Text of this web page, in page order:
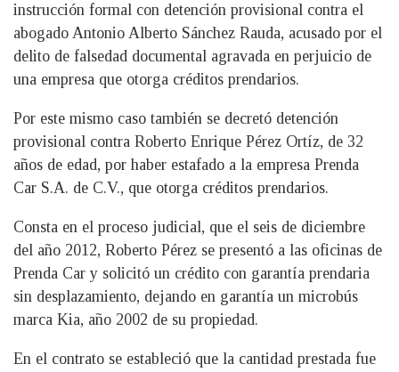
instrucción formal con detención provisional contra el
abogado Antonio Alberto Sánchez Rauda, acusado por el
delito de falsedad documental agravada en perjuicio de
una empresa que otorga créditos prendarios.
Por este mismo caso también se decretó detención
provisional contra Roberto Enrique Pérez Ortíz, de 32
años de edad, por haber estafado a la empresa Prenda
Car S.A. de C.V., que otorga créditos prendarios.
Consta en el proceso judicial, que el seis de diciembre
del año 2012, Roberto Pérez se presentó a las oficinas de
Prenda Car y solicitó un crédito con garantía prendaria
sin desplazamiento, dejando en garantía un microbús
marca Kia, año 2002 de su propiedad.
En el contrato se estableció que la cantidad prestada fue